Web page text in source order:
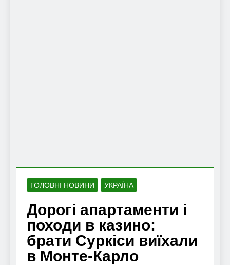
ГОЛОВНІ НОВИНИ УКРАЇНА
Дорогі апартаменти і
походи в казино:
брати Суркіси виїхали
в Монте-Карло